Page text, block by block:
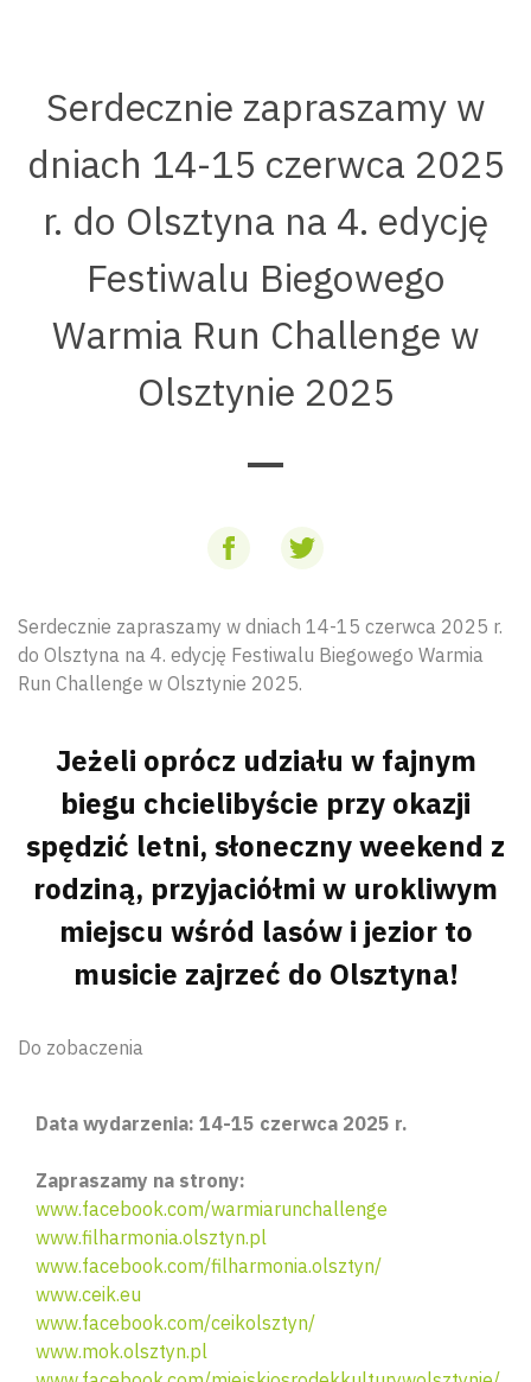
Serdecznie zapraszamy w
dniach 14-15 czerwca 2025
r. do Olsztyna na 4. edycję
Festiwalu Biegowego
Warmia Run Challenge w
Olsztynie 2025
Serdecznie zapraszamy w dniach 14-15 czerwca 2025 r.
do Olsztyna na 4. edycję Festiwalu Biegowego Warmia
Run Challenge w Olsztynie 2025.
Jeżeli oprócz udziału w fajnym
biegu chcielibyście przy okazji
spędzić letni, słoneczny weekend z
rodziną, przyjaciółmi w urokliwym
miejscu wśród lasów i jezior to
musicie zajrzeć do Olsztyna!
Do zobaczenia
Data wydarzenia: 14-15 czerwca 2025 r.
Zapraszamy na strony:
www.facebook.com/warmiarunchallenge
www.filharmonia.olsztyn.pl
www.facebook.com/filharmonia.olsztyn/
www.ceik.eu
www.facebook.com/ceikolsztyn/
www.mok.olsztyn.pl